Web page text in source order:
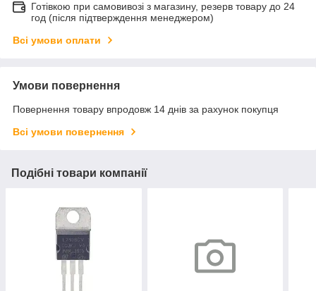
Готівкою при самовивозі з магазину, резерв товару до 24
год (після підтверждення менеджером)
Всі умови оплати
Умови повернення
Повернення товару впродовж 14 днів за рахунок покупця
Всі умови повернення
Подібні товари компанії